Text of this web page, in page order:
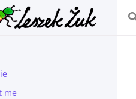
me